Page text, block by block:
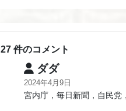
27 件のコメント
ダダ
2024年4月9日
宮内庁，毎日新聞，自民党